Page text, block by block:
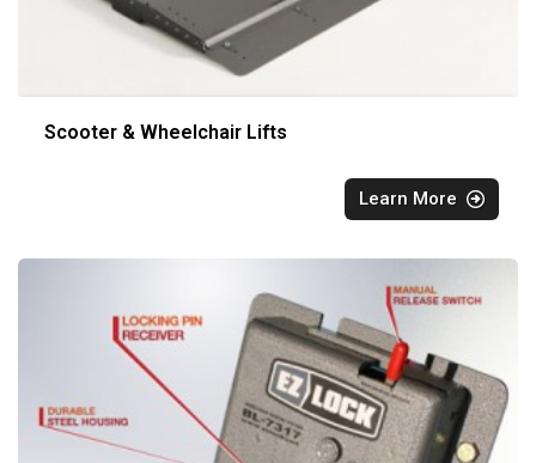
Scooter & Wheelchair Lifts
Learn More